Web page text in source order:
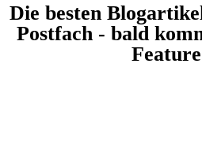
Die besten
Postfach - bald